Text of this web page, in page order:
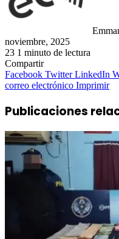
noviembre, 2025
23 1 minuto de lectura
Compartir
Facebook Twitter LinkedIn
correo electrónico Imprimir
Publicaciones